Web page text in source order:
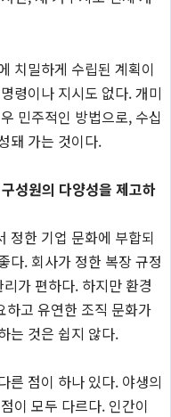
치밀하게 수립된 계획이
령이나 지시도 없다. 개미
민주적인 방법으로, 수십
돼 가는 것이다.
성원의 다양성을 제고하
정한 기업 문화에 부합되
다. 회사가 정한 복장 규정
가 편하다. 하지만 환경
하고 유연한 조직 문화가
는 것은 쉽지 않다.
른 점이 하나 있다. 야생의
이 모두 다르다. 인간이